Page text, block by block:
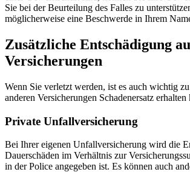
Sie bei der Beurteilung des Falles zu
möglicherweise eine Beschwerde in Ihrem
Zusätzliche Entschädigung
Versicherungen
Wenn Sie verletzt werden, ist es auch wichtig
anderen Versicherungen Schadenersatz erhalten
Private Unfallversicherung
Bei Ihrer eigenen Unfallversicherung wird die
Dauerschäden im Verhältnis zur
in der Police angegeben ist. Es können auch